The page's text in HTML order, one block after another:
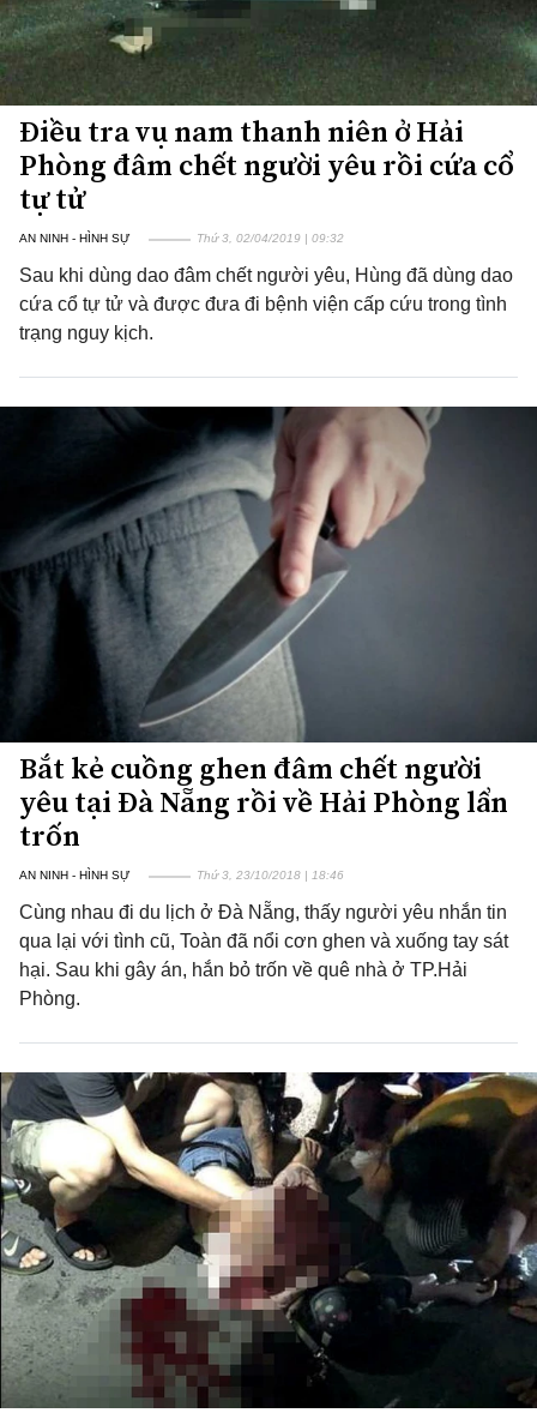
Điều tra vụ nam thanh niên ở Hải
Phòng đâm chết người yêu rồi cứa cổ
tự tử
AN NINH - HÌNH SỰ Thứ 3, 02/04/2019 | 09:32
Sau khi dùng dao đâm chết người yêu, Hùng đã dùng dao
cứa cổ tự tử và được đưa đi bệnh viện cấp cứu trong tình
trạng nguy kịch.
Bắt kẻ cuồng ghen đâm chết người
yêu tại Đà Nẵng rồi về Hải Phòng lẩn
trốn
AN NINH - HÌNH SỰ Thứ 3, 23/10/2018 | 18:46
Cùng nhau đi du lịch ở Đà Nẵng, thấy người yêu nhắn tin
qua lại với tình cũ, Toàn đã nổi cơn ghen và xuống tay sát
hại. Sau khi gây án, hắn bỏ trốn về quê nhà ở TP.Hải
Phòng.